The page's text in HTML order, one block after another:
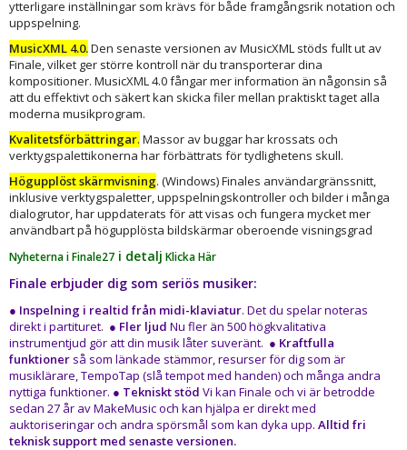
ytterligare inställningar som krävs för både framgångsrik notation och
uppspelning.
MusicXML 4.0.Den senaste versionen av MusicXML stöds fullt ut av
Finale, vilket ger större kontroll när du transporterar dina
kompositioner. MusicXML 4.0 fångar mer information än någonsin så
att du effektivt och säkert kan skicka filer mellan praktiskt taget alla
moderna musikprogram.
Kvalitetsförbättringar. Massor av buggar har krossats och
verktygspalettikonerna har förbättrats för tydlighetens skull.
Högupplöst skärmvisning. (Windows) Finales användargränssnitt,
inklusive verktygspaletter, uppspelningskontroller och bilder i många
dialogrutor, har uppdaterats för att visas och fungera mycket mer
användbart på högupplösta bildskärmar oberoende visningsgrad
Nyheterna i Finale27 i detalj Klicka Här
Finale erbjuder dig som seriös musiker:
● Inspelning i realtid från midi-klaviatur. Det du spelar noteras
direkt i partituret. ● Fler ljud Nu fler än 500 högkvalitativa
instrumentjud gör att din musik låter suveränt. ● Kraftfulla
funktioner så som länkade stämmor, resurser för dig som är
musiklärare, TempoTap (slå tempot med handen) och många andra
nyttiga funktioner. ● Tekniskt stöd Vi kan Finale och vi är betrodde
sedan 27 år av MakeMusic och kan hjälpa er direkt med
auktoriseringar och andra spörsmål som kan dyka upp. Alltid fri
teknisk support med senaste versionen.